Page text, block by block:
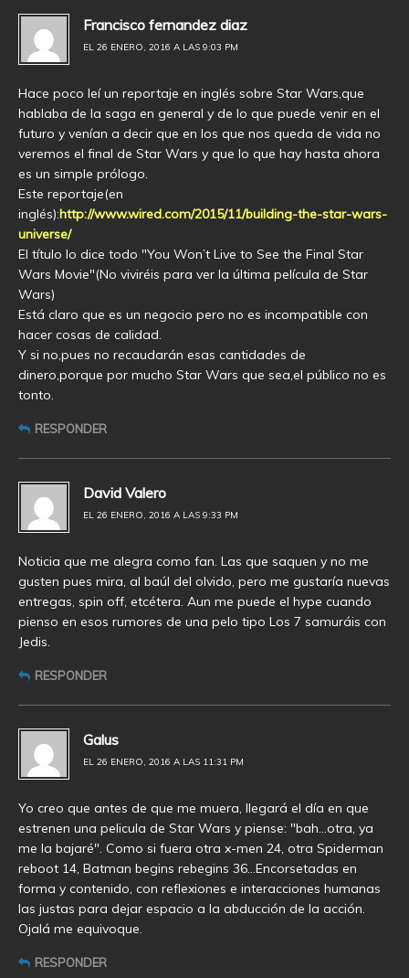
Francisco fernandez diaz
EL 26 ENERO, 2016 A LAS 9:03 PM
Hace poco leí un reportaje en inglés sobre Star Wars,que
hablaba de la saga en general y de lo que puede venir en el
futuro y venían a decir que en los que nos queda de vida no
veremos el final de Star Wars y que lo que hay hasta ahora
es un simple prólogo.
Este reportaje(en
inglés):http://www.wired.com/2015/11/building-the-star-wars-
universe/
El título lo dice todo "You Won’t Live to See the Final Star
Wars Movie"(No viviréis para ver la última película de Star
Wars)
Está claro que es un negocio pero no es incompatible con
hacer cosas de calidad.
Y si no,pues no recaudarán esas cantidades de
dinero,porque por mucho Star Wars que sea,el público no es
tonto.
RESPONDER
David Valero
EL 26 ENERO, 2016 A LAS 9:33 PM
Noticia que me alegra como fan. Las que saquen y no me
gusten pues mira, al baúl del olvido, pero me gustaría nuevas
entregas, spin off, etcétera. Aun me puede el hype cuando
pienso en esos rumores de una pelo tipo Los 7 samuráis con
Jedis.
RESPONDER
Galus
EL 26 ENERO, 2016 A LAS 11:31 PM
Yo creo que antes de que me muera, llegará el día en que
estrenen una pelicula de Star Wars y piense: "bah…otra, ya
me la bajaré". Como si fuera otra x-men 24, otra Spiderman
reboot 14, Batman begins rebegins 36…Encorsetadas en
forma y contenido, con reflexiones e interacciones humanas
las justas para dejar espacio a la abducción de la acción.
Ojalá me equivoque.
RESPONDER